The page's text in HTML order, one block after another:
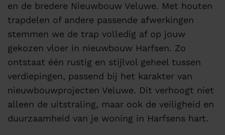
en de bredere Nieuwbouw Veluwe. Met houten
trapdelen of andere passende afwerkingen
stemmen we de trap volledig af op jouw
gekozen vloer in nieuwbouw Harfsen. Zo
ontstaat één rustig en stijlvol geheel tussen
verdiepingen, passend bij het karakter van
nieuwbouwprojecten Veluwe. Dit verhoogt niet
alleen de uitstraling, maar ook de veiligheid en
duurzaamheid van je woning in Harfsens hart.